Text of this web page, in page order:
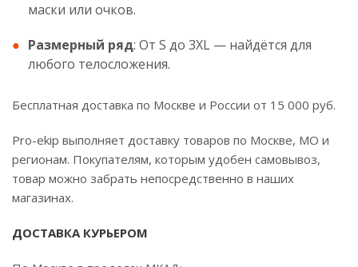
маски или очков.
Размерный ряд: От S до 3XL — найдётся для
любого телосложения.
Бесплатная доставка по Москве и России от 15 000 руб.
Pro-ekip выполняет доставку товаров по Москве, МО и
регионам. Покупателям, которым удобен самовывоз,
товар можно забрать непосредственно в наших
магазинах.
ДОСТАВКА КУРЬЕРОМ